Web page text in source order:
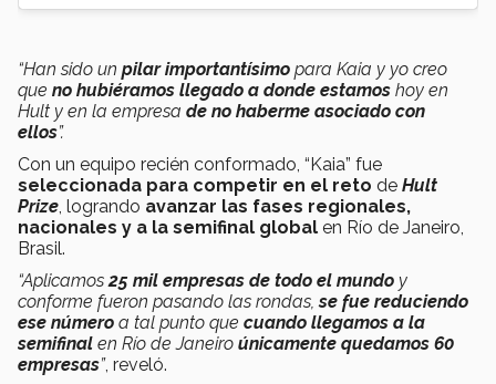
“Han sido un pilar importantísimo para Kaia y yo creo
que no hubiéramos llegado a donde estamos hoy en
Hult y en la empresa de no haberme asociado con
ellos”.
Con un equipo recién conformado, “Kaia” fue
seleccionada para competir en el reto de Hult
Prize , logrando avanzar las fases regionales,
nacionales y a la semifinal global en Río de Janeiro,
Brasil.
“Aplicamos 25 mil empresas de todo el mundo y
conforme fueron pasando las rondas,se fue reduciendo
ese número a tal punto que cuando llegamos a la
semifinal en Río de Janeiro únicamente quedamos 60
empresas”, reveló.